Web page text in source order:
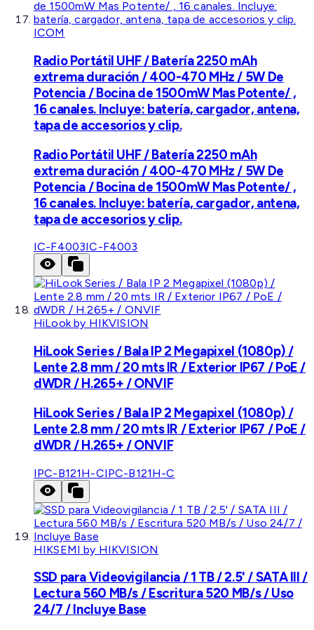
ICOM
Radio Portátil UHF / Batería 2250 mAh
extrema duración / 400-470 MHz / 5W De
Potencia / Bocina de 1500mW Mas Potente/ ,
16 canales. Incluye: batería, cargador, antena,
tapa de accesorios y clip.
Radio Portátil UHF / Batería 2250 mAh
extrema duración / 400-470 MHz / 5W De
Potencia / Bocina de 1500mW Mas Potente/ ,
16 canales. Incluye: batería, cargador, antena,
tapa de accesorios y clip.
IC-F4003IC-F4003
HiLook by HIKVISION
HiLook Series / Bala IP 2 Megapixel (1080p) /
Lente 2.8 mm / 20 mts IR / Exterior IP67 / PoE /
dWDR / H.265+ / ONVIF
HiLook Series / Bala IP 2 Megapixel (1080p) /
Lente 2.8 mm / 20 mts IR / Exterior IP67 / PoE /
dWDR / H.265+ / ONVIF
IPC-B121H-CIPC-B121H-C
HIKSEMI by HIKVISION
SSD para Videovigilancia / 1 TB / 2.5' / SATA III /
Lectura 560 MB/s / Escritura 520 MB/s / Uso
24/7 / Incluye Base